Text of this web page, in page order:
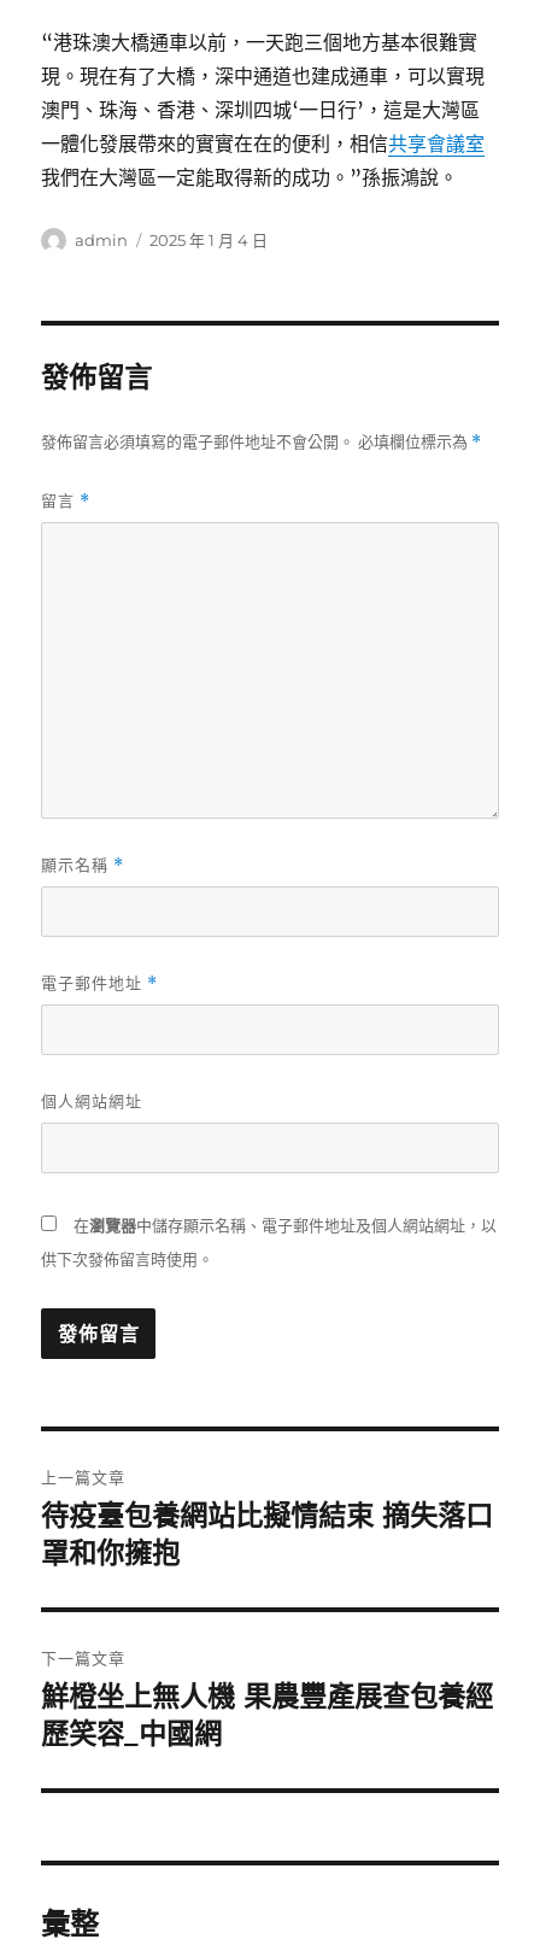
“港珠澳大橋通車以前，一天跑三個地方基本很難實
現。現在有了大橋，深中通道也建成通車，可以實現
澳門、珠海、香港、深圳四城‘一日行’，這是大灣區
一體化發展帶來的實實在在的便利，相信共享會議室
我們在大灣區一定能取得新的成功。”孫振鴻說。
作
admin
發
2025 年 1 月 4 日
發佈留言
發佈留言必須填寫的電子郵件地址不會公開。 必填欄位標示為 *
留言 *
顯示名稱 *
電子郵件地址 *
個人網站網址
在瀏覽器中儲存顯示名稱、電子郵件地址及個人網站網址，以
供下次發佈留言時使用。
章
導
覽
上一篇文章
上
一
文
章:
待疫臺包養網站比擬情結束 摘失落口
罩和你擁抱
下一篇文章
下
一
文
鮮橙坐上無人機 果農豐產展查包養經
歷笑容_中國網
彙整